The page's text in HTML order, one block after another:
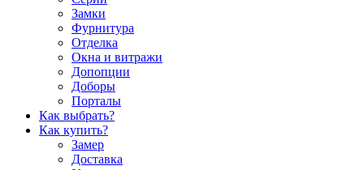
Замки
Фурнитура
Отделка
Окна и витражи
Допопции
Доборы
Порталы
Как выбрать?
Как купить?
Замер
Доставка